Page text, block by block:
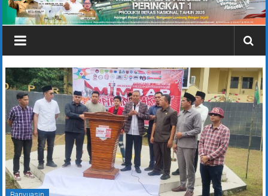
Berimbang
dan
Terpercaya